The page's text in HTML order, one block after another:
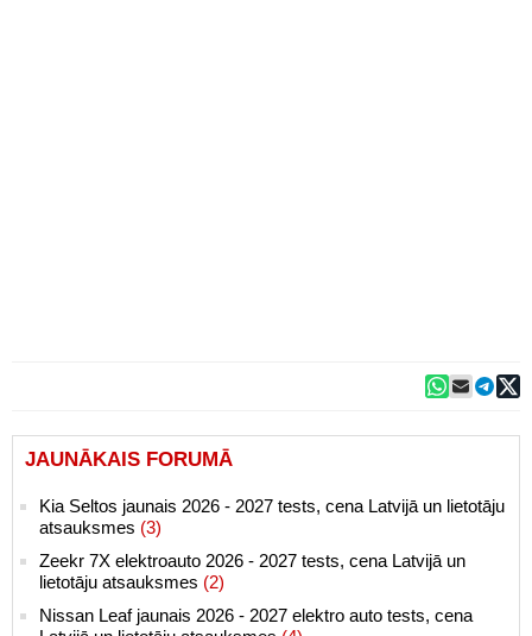
JAUNĀKAIS FORUMĀ
Kia Seltos jaunais 2026 - 2027 tests, cena Latvijā un lietotāju
atsauksmes (3)
Zeekr 7X elektroauto 2026 - 2027 tests, cena Latvijā un
lietotāju atsauksmes (2)
Nissan Leaf jaunais 2026 - 2027 elektro auto tests, cena